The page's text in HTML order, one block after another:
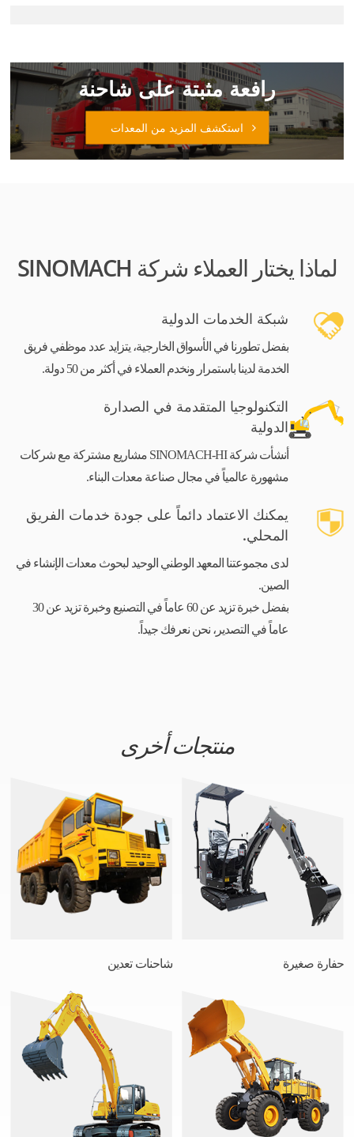
رافعة مثبتة على شاحنة
استكشف المزيد من المعدات
لماذا يختار العملاء شركة SINOMACH
شبكة الخدمات الدولية
بفضل تطورنا في الأسواق الخارجية، يتزايد عدد موظفي فريق
الخدمة لدينا باستمرار ونخدم العملاء في أكثر من 50 دولة.
التكنولوجيا المتقدمة في الصدارة
الدولية
أنشأت شركة SINOMACH-HI مشاريع مشتركة مع شركات
مشهورة عالمياً في مجال صناعة معدات البناء.
يمكنك الاعتماد دائماً على جودة خدمات الفريق
المحلي.
لدى مجموعتنا المعهد الوطني الوحيد لبحوث معدات الإنشاء في
الصين.
بفضل خبرة تزيد عن 60 عاماً في التصنيع وخبرة تزيد عن 30
عاماً في التصدير، نحن نعرفك جيداً.
منتجات أخرى
حفارة صغيرة شاحنات تعدين